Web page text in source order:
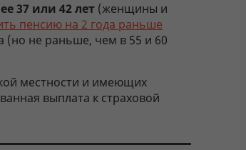
37 или 42 лет (женщины и
пенсию на 2 года раньше
(но не раньше, чем в 55 и 60
местности и имеющих
выплата к страховой